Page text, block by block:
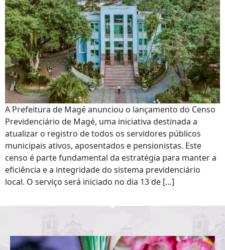
A Prefeitura de Magé anunciou o lançamento do Censo
Previdenciário de Magé, uma iniciativa destinada a
atualizar o registro de todos os servidores públicos
municipais ativos, aposentados e pensionistas. Este
censo é parte fundamental da estratégia para manter a
eficiência e a integridade do sistema previdenciário
local. O serviço será iniciado no dia 13 de […]